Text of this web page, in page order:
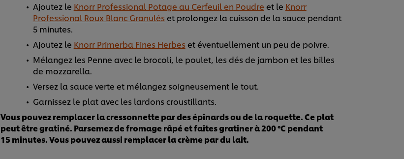
Ajoutez le Knorr Professional Potage au Cerfeuil en Poudre et le Knorr
Professional Roux Blanc Granulés et prolongez la cuisson de la sauce pendant
5 minutes.
Ajoutez le Knorr Primerba Fines Herbes et éventuellement un peu de poivre.
Mélangez les Penne avec le brocoli, le poulet, les dés de jambon et les billes
de mozzarella.
Versez la sauce verte et mélangez soigneusement le tout.
Garnissez le plat avec les lardons croustillants.
Vous pouvez remplacer la cressonnette par des épinards ou de la roquette. Ce plat
peut être gratiné. Parsemez de fromage râpé et faites gratiner à 200 °C pendant
15 minutes. Vous pouvez aussi remplacer la crème par du lait.